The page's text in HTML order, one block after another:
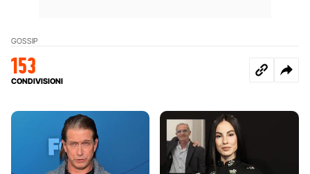
GOSSIP
153
CONDIVISIONI